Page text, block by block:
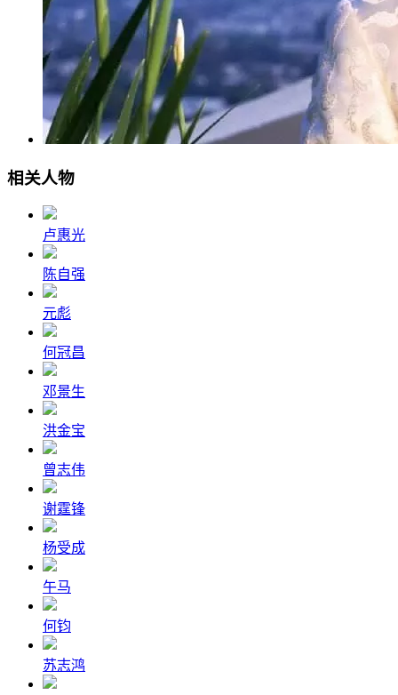
相关人物
卢惠光
陈自强
元彪
何冠昌
邓景生
洪金宝
曾志伟
谢霆锋
杨受成
午马
何钧
苏志鸿